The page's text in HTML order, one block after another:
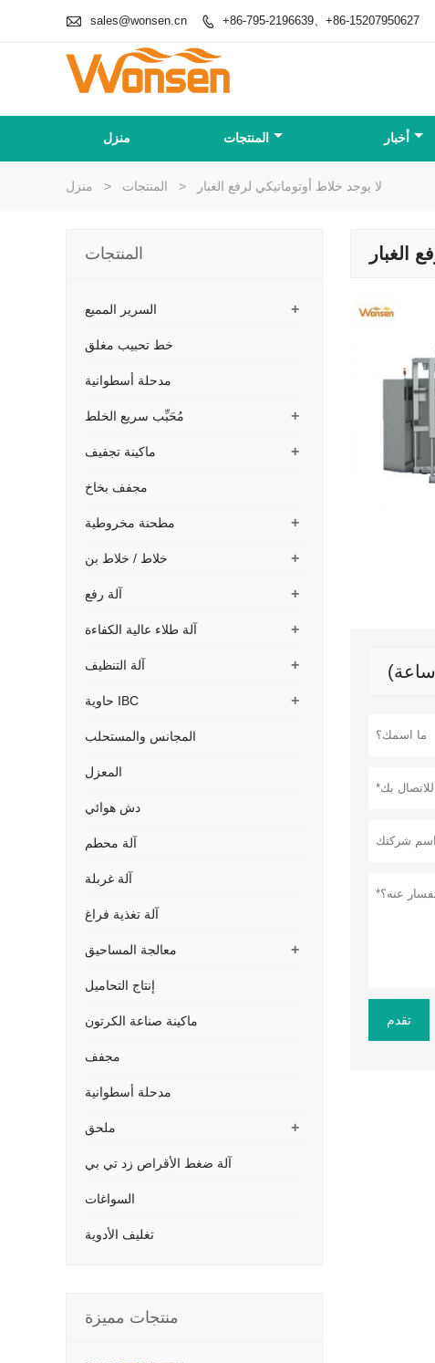
 sales@wonsen.cn  +86-795-2196639、+86-15207950627
منزل المنتجات أخبار
منزل > المنتجات > لا يوجد خلاط أوتوماتيكي لرفع الغبار
الغبار
تقدم
المنتجات
+ السرير المميع
خط تحبيب مغلق
مدحلة أسطوانية
+ مُحَبِّب سريع الخلط
+ ماكينة تجفيف
مجفف بخاخ
+ مطحنة مخروطية
+ خلاط / خلاط بن
+ آلة رفع
+ آلة طلاء عالية الكفاءة
+ آلة التنظيف
+ حاوية IBC
المجانس والمستحلب
المعزل
دش هوائي
آلة محطم
آلة غربلة
آلة تغذية فراغ
+ معالجة المساحيق
إنتاج التحاميل
ماكينة صناعة الكرتون
مجفف
مدحلة أسطوانية
+ ملحق
آلة ضغط الأقراص زد تي بي
السواغات
تغليف الأدوية
منتجات مميزة